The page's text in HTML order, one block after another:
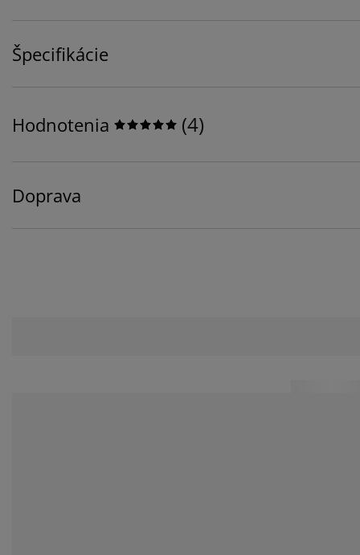
Špecifikácie
Hodnotenia (4)
Doprava